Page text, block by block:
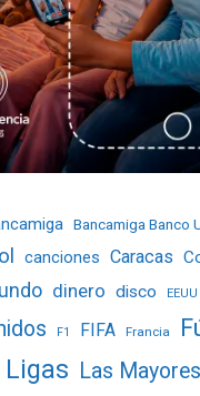
Bancamiga Banco
canciones Caracas
dinero disco EEUU
F1 FIFA Francia
Las Mayores